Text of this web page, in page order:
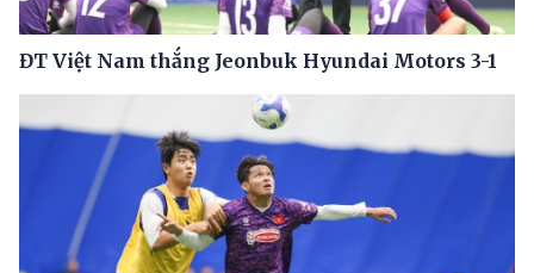
ĐT Việt Nam thắng Jeonbuk Hyundai Motors 3-1